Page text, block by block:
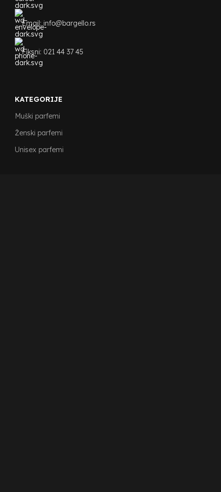
Email: info@bargello.rs
Fiksni: 021 44 37 45
KATEGORIJE
Muški parfemi
Ženski parfemi
Unisex parfemi